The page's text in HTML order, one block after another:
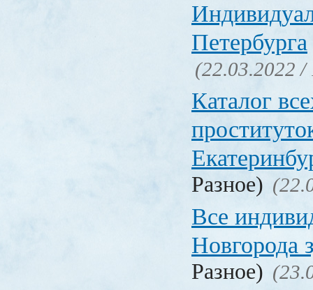
Петербурга
(22.03.2022 /
Каталог
Разное)
Все
Новгорода
Разное)